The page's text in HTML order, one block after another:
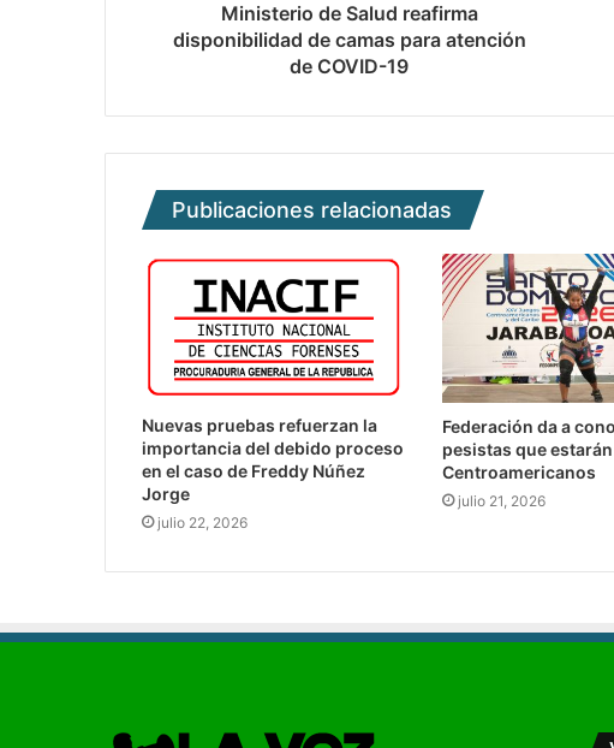
Ministerio de Salud reafirma
disponibilidad de camas para atención
de COVID-19
Publicaciones relacionadas
Nuevas pruebas refuerzan la
importancia del debido proceso
en el caso de Freddy Núñez
Jorge
julio 22, 2026
Federación da a
pesistas que
Centroamericanos
julio 21, 2026